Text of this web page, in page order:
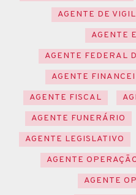
AGENTE DE
AGENTE
AGENTE FEDERAL
AGENTE
AGENTE FISCAL
AGENTE FUNERÁRIO
AGENTE LEGISLATIVO
AGENTE
AGENTE